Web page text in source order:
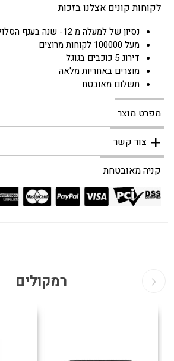
לקוחות קונים אצלנו בזכות
נסיון של למעלה מ 12- שנה בענף הסלולר
מעל 100000 לקוחות מרוצים
דירוג 5 כוכבים בגוגל
מוצרים באחריות מלאה
תשלום מאובטח
מפרט מוצר
צור קשר
קניה מאובטחת
רמקולים